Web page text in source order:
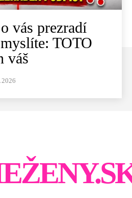
vás prezradí
TOTO
váš
2026